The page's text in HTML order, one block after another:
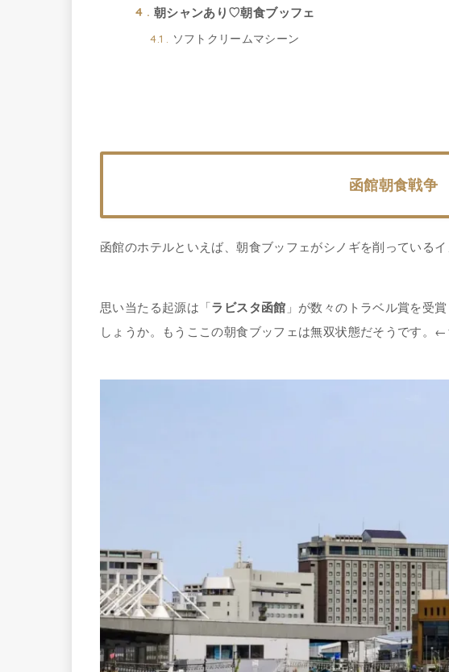
4
朝シャンあり♡朝食ブッフェ
4.1 ソフトクリームマシーン
函館朝食戦争
函館のホテルといえば、朝食ブッフェがシノギを削っているイ
思い当たる起源は「ラビスタ函館 」が数々のトラベル賞を受
しょうか。もうここの朝食ブッフェは無双状態だそうです。